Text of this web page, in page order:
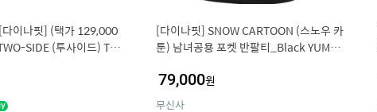
이나핏] (택가 129,000
SIDE (투사이드) TR
[다이나핏] SNOW CARTOON (스노우 카
툰) 남녀공용 포켓 반팔티_Black YUM26
79,000원
무신사